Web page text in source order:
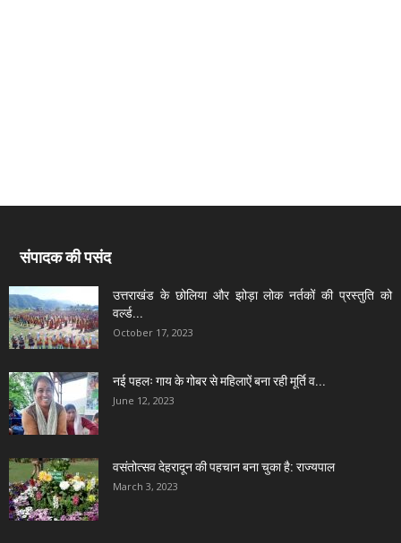
संपादक की पसंद
उत्तराखंड के छोलिया और झोड़ा लोक नर्तकों की प्रस्तुति को
वर्ल्ड...
October 17, 2023
नई पहलः गाय के गोबर से महिलाऐं बना रही मूर्ति व...
June 12, 2023
वसंतोत्सव देहरादून की पहचान बना चुका है: राज्यपाल
March 3, 2023